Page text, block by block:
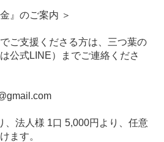
』のご案内 ＞
ご支援くださる方は、三つ葉の
公式LINE）までご連絡くださ
、法人様 1口 5,000円より、任意
ます。